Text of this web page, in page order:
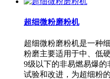
超细微粉磨粉机
超细微粉磨粉机是一种
粉磨主要适用于中、低
9级以下的非易燃易爆的
试验和改进，为超细粉